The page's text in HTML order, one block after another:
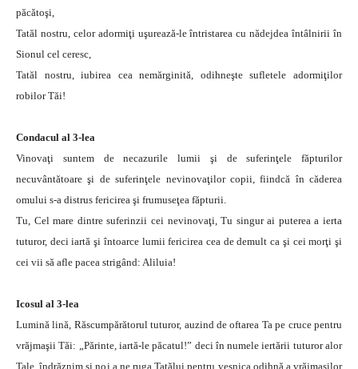
păcătoşi,
Tatăl nostru, celor adormiţi uşurează-le întristarea cu nădejdea întâlnirii în
Sionul cel ceresc,
Tatăl nostru, iubirea cea nemărginită, odihneşte sufletele adormiţilor
robilor Tăi!
Condacul al 3-lea
Vinovaţi suntem de necazurile lumii şi de suferinţele făpturilor
necuvântătoare şi de suferinţele nevinovaţilor copii, fiindcă în căderea
omului s-a distrus fericirea şi frumuseţea făpturii.
Tu, Cel mare dintre suferinzii cei nevinovaţi, Tu singur ai puterea a ierta
tuturor, deci iartă şi întoarce lumii fericirea cea de demult ca şi cei morţi şi
cei vii să afle pacea strigând: Aliluia!
Icosul al 3-lea
Lumină lină, Răscumpărătorul tuturor, auzind de oftarea Ta pe cruce pentru
vrăjmaşii Tăi: „Părinte, iartă-le păcatul!” deci în numele iertării tuturor alor
Tale, îndrăznim şi noi a ne ruga Tatălui pentru veşnica odihnă a vrăjmaşilor